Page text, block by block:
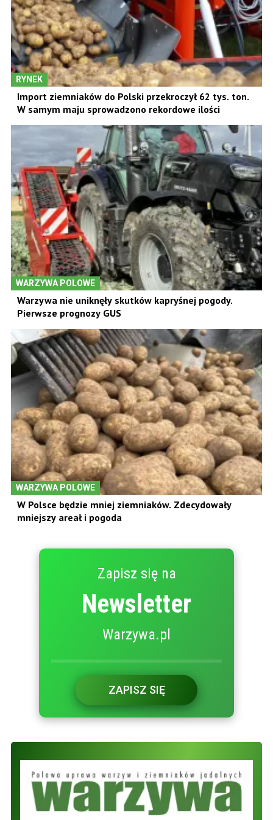
RYNEK
Import ziemniaków do Polski przekroczył 62 tys. ton.
W samym maju sprowadzono rekordowe ilości
WARZYWA POLOWE
Warzywa nie uniknęły skutków kapryśnej pogody.
Pierwsze prognozy GUS
WARZYWA POLOWE
W Polsce będzie mniej ziemniaków. Zdecydowały
mniejszy areał i pogoda
Zapisz się na
Newsletter
Warzywa.pl
ZAPISZ SIĘ